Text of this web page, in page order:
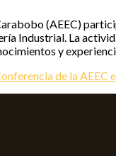
(AEEC)
Industrial. La
y
de la AEEC